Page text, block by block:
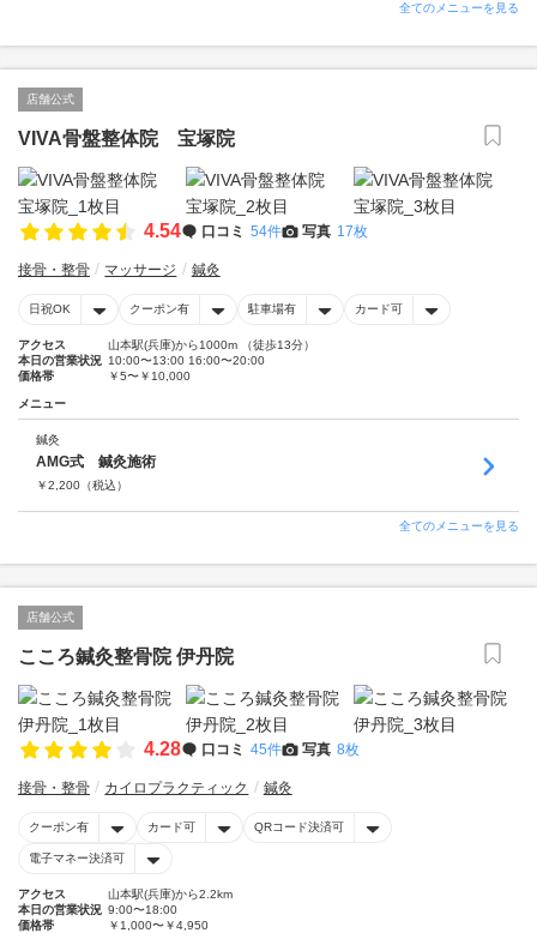
全てのメニューを見る
店舗公式
VIVA骨盤整体院 宝塚院
4.54 口コミ 54件 写真 17枚
接骨・整骨 マッサージ 鍼灸
日祝OK クーポン有 駐車場有 カード可
アクセス
山本駅(兵庫)から1000m （徒歩13分）
本日の営業状況 10:00〜13:00 16:00〜20:00
価格帯
￥5〜￥10,000
メニュー
鍼灸
AMG式 鍼灸施術
￥2,200 （税込）
全てのメニューを見る
店舗公式
こころ鍼灸整骨院 伊丹院
4.28 口コミ 45件 写真 8枚
接骨・整骨 カイロプラクティック 鍼灸
クーポン有 カード可 QRコード決済可
電子マネー決済可
アクセス
山本駅(兵庫)から2.2km
本日の営業状況 9:00〜18:00
価格帯
￥1,000〜￥4,950